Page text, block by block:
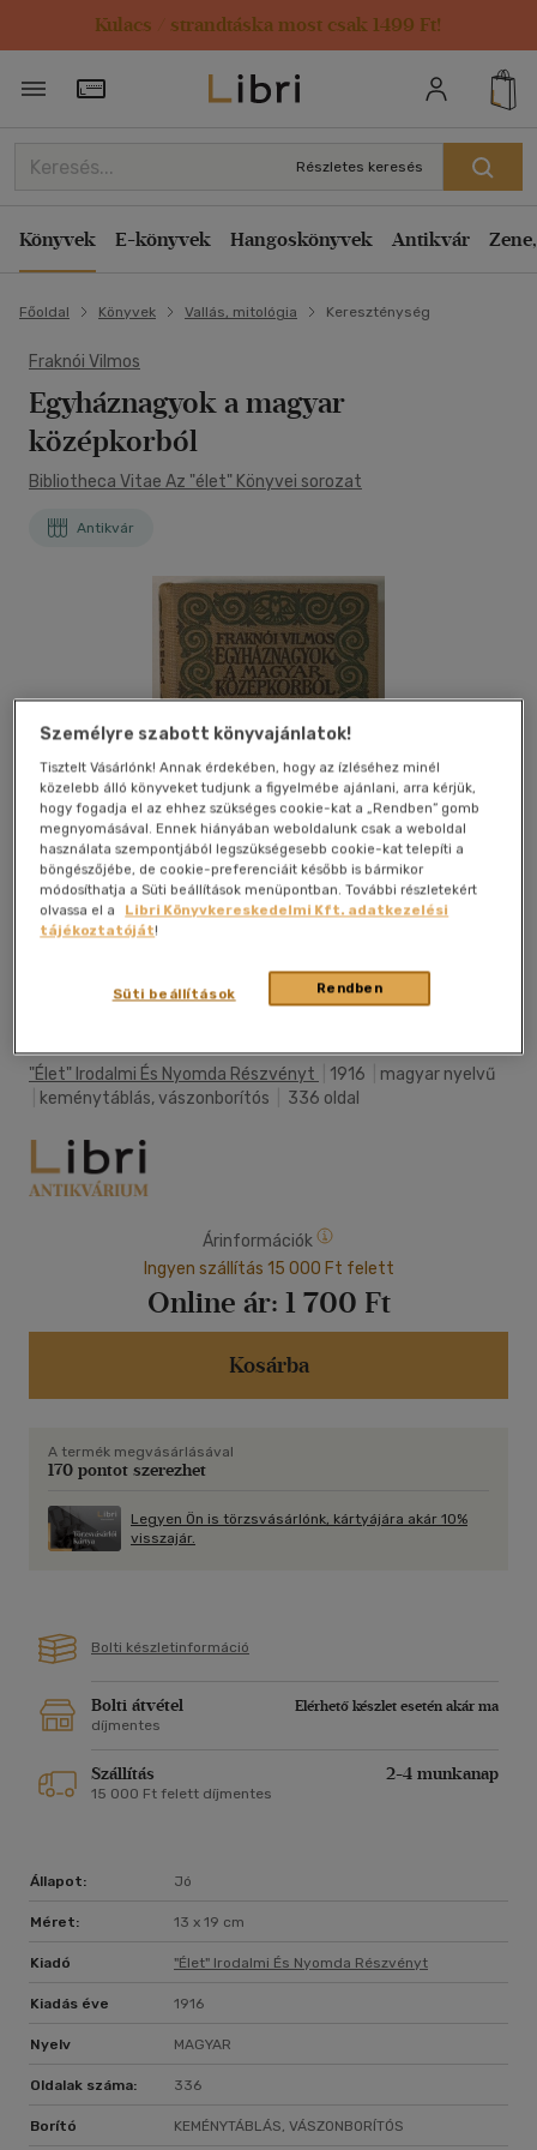
Kulacs / strandtáska most csak 1499 Ft!
Törzsvásárlói Kártya adatai
Részletes keresés
Könyvek E-könyvek Hangoskönyvek Antikvár
Főoldal Könyvek Vallás, mitológia Kereszténység
Fraknói Vilmos
Egyháznagyok a magyar
középkorból
Bibliotheca Vitae Az "élet" Könyvei sorozat
Antikvár
Kívánságlistához adom
"élet" Irodalmi És Nyomda Részvényt 1916
magyar nyelvű
keménytáblás, vászonborítós 336 oldal
Árinformációk
Ingyen szállítás 15 000 Ft felett
Online ár: 1 700 Ft
Kosárba
A termék megvásárlásával
170 pontot szerezhet
Legyen Ön is törzsvásárlónk, kártyájára akár 10%
visszajár.
Bolti készletinformáció
Bolti átvétel
Elérhető készlet esetén akár ma
díjmentes
Szállítás 2-4 munkanap
15 000 Ft felett díjmentes
Állapot: Jó
Méret: 13 x 19 cm
Kiadó "élet" Irodalmi És Nyomda Részvényt
Kiadás éve 1916
Nyelv MAGYAR
Oldalak száma: 336
Borító KEMÉNYTÁBLÁS, VÁSZONBORÍTÓS
Személyre szabott könyvajánlatok!
Tisztelt Vásárlónk! Annak érdekében, hogy az ízléséhez minél
közelebb álló könyveket tudjunk a figyelmébe ajánlani, arra kérjük,
hogy fogadja el az ehhez szükséges cookie-kat a „Rendben” gomb
megnyomásával. Ennek hiányában weboldalunk csak a weboldal
használata szempontjából legszükségesebb cookie-kat telepíti a
böngészőjébe, de cookie-preferenciáit később is bármikor
módosíthatja a Süti beállítások menüpontban. További részletekért
olvassa el a
Libri Könyvkereskedelmi Kft. adatkezelési
tájékoztatóját!
Rendben
Süti beállítások